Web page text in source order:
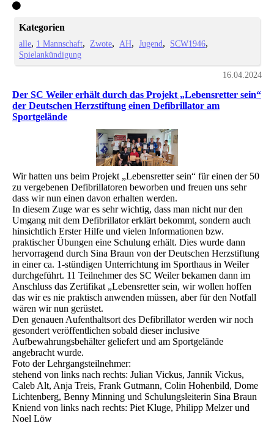
Kategorien
alle 1 Mannschaft Zwote AH Jugend
SCW1946
Spielankündigung
16.04.2024
Der SC Weiler erhält durch das Projekt „Lebensretter sein“
der Deutschen Herzstiftung einen Defibrillator am
Sportgelände
Wir hatten uns beim Projekt „Lebensretter sein“ für einen der 50
zu vergebenen Defibrillatoren beworben und freuen uns sehr
dass wir nun einen davon erhalten werden.
In diesem Zuge war es sehr wichtig, dass man nicht nur den
Umgang mit dem Defibrillator erklärt bekommt, sondern auch
hinsichtlich Erster Hilfe und vielen Informationen bzw.
praktischer Übungen eine Schulung erhält. Dies wurde dann
hervorragend durch Sina Braun von der Deutschen Herzstiftung
in einer ca. 1-stündigen Unterrichtung im Sporthaus in Weiler
durchgeführt. 11 Teilnehmer des SC Weiler bekamen dann im
Anschluss das Zertifikat „Lebensretter sein, wir wollen hoffen
das wir es nie praktisch anwenden müssen, aber für den Notfall
wären wir nun gerüstet.
Den genauen Aufenthaltsort des Defibrillator werden wir noch
gesondert veröffentlichen sobald dieser inclusive
Aufbewahrungsbehälter geliefert und am Sportgelände
angebracht wurde.
Foto der Lehrgangsteilnehmer:
stehend von links nach rechts: Julian Vickus, Jannik Vickus,
Caleb Alt, Anja Treis, Frank Gutmann, Colin Hohenbild, Dome
Lichtenberg, Benny Minning und Schulungsleiterin Sina Braun
Kniend von links nach rechts: Piet Kluge, Philipp Melzer und
Noel Löw